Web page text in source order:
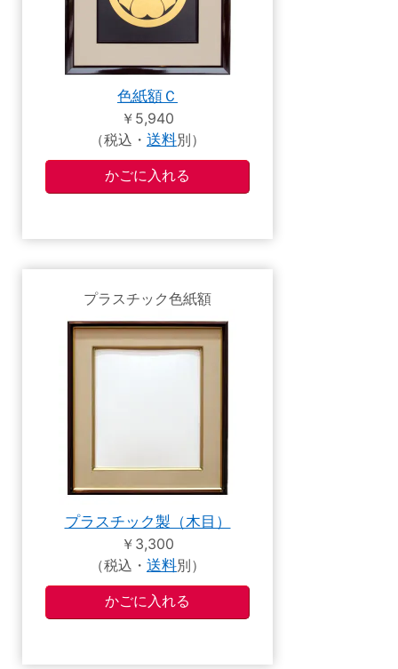
色紙額Ｃ
￥5,940
（税込・ 送料別）
プラスチック色紙額
プラスチック製（木目）
￥3,300
（税込・ 送料別）